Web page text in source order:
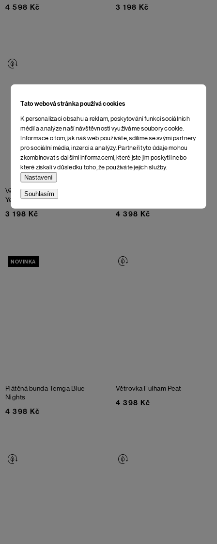
Tato webová stránka používá cookies
K personalizaci obsahu a reklam, poskytování funkcí sociálních
médií a analýze naší návštěvnosti využíváme soubory cookie.
Informace o tom, jak náš web používáte, sdílíme se svými partnery
pro sociální média, inzerci a analýzy. Partneři tyto údaje mohou
zkombinovat s dalšími informacemi, které jste jim poskytli nebo
které získali v důsledku toho, že používáte jejich služby.
Nastavení
Souhlasím
4 598 Kč 3 198 Kč
Větrovka ParrSpectra
Yellow
3 198 Kč 4 398 Kč
NOVINKA
Plátěná bunda Temga Blue
Nights
4 398 Kč
Větrovka Fulham Peat
4 398 Kč